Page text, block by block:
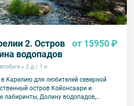
2. Остров
водопадов
от 15950 ₽
2 д / 1 н
Карелию для любителей северной
остров Койонсаари и
лабиринты, Долину водопадов,